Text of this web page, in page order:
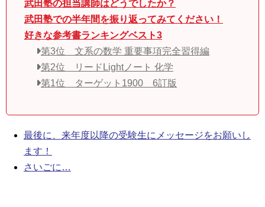
武田塾の担当講師はどうでしたか？
武田塾での半年間を振り返ってみてください！
好きな参考書ランキングベスト3
第3位 文系の数学 重要事項完全習得編
第2位 リードLightノート 化学
第1位 ターゲット1900 6訂版
最後に、来年度以降の受験生にメッセージをお願いし
ます！
さいごに…